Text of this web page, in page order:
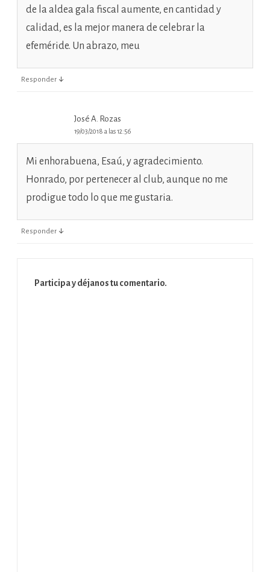
de la aldea gala fiscal aumente, en cantidad y
calidad, es la mejor manera de celebrar la
efeméride. Un abrazo, meu
Responder ↓
José A. Rozas
19/03/2018 a las 12:56
Mi enhorabuena, Esaú, y agradecimiento.
Honrado, por pertenecer al club, aunque no me
prodigue todo lo que me gustaria.
Responder ↓
Participa y déjanos tu comentario.